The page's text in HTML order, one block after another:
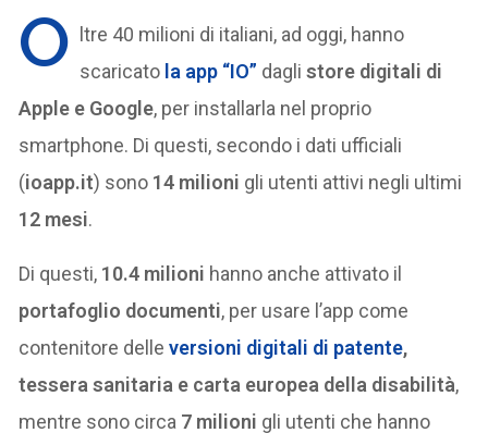
O
ltre 40 milioni di italiani, ad oggi, hanno
scaricato la app “IO” daglistore digitali di
Apple e Google, per installarla nel proprio
smartphone. Di questi, secondo i dati ufficiali
(ioapp.it) sono 14 milioni gli utenti attivi negli ultimi
12 mesi.
Di questi, 10.4 milioni hanno anche attivato il
portafoglio documenti, per usare l’app come
contenitore delleversioni digitali di patente,
tessera sanitaria e carta europea della disabilità,
mentre sono circa 7 milioni gli utenti che hanno